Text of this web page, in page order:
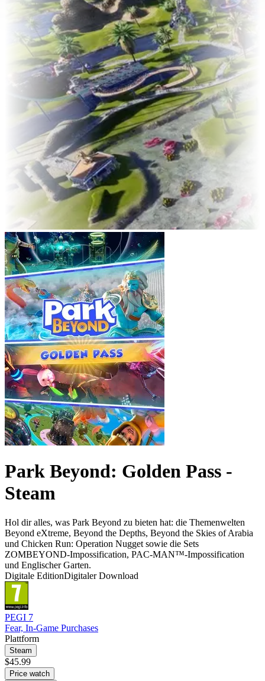
Park Beyond: Golden Pass -
Steam
Hol dir alles, was Park Beyond zu bieten hat: die Themenwelten
Beyond eXtreme, Beyond the Depths, Beyond the Skies of Arabia
und Chicken Run: Operation Nugget sowie die Sets
ZOMBEYOND-Impossification, PAC-MAN™-Impossification
und Englischer Garten.
Digitale EditionDigitaler Download
PEGI 7
Fear, In-Game Purchases
Plattform
Steam
$45.99
Price watch